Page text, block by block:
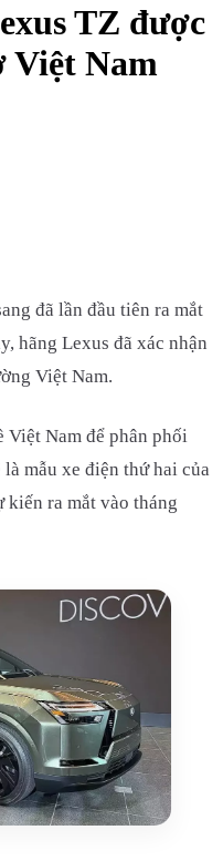
TZ được
Việt Nam
đã lần đầu tiên ra mắt
hãng Lexus đã xác nhận
Việt Nam.
Việt Nam để phân phối
mẫu xe điện thứ hai của
kiến ra mắt vào tháng